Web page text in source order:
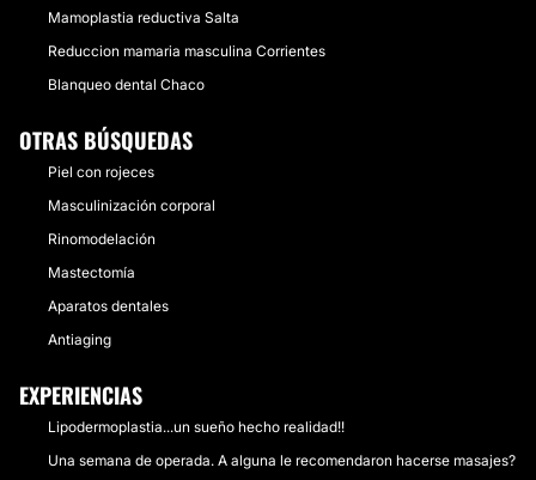
Mamoplastia reductiva Salta
Reduccion mamaria masculina Corrientes
Blanqueo dental Chaco
OTRAS BÚSQUEDAS
Piel con rojeces
Masculinización corporal
Rinomodelación
Mastectomía
Aparatos dentales
Antiaging
EXPERIENCIAS
Lipodermoplastia...un sueño hecho realidad!!
Una semana de operada. A alguna le recomendaron hacerse masajes?